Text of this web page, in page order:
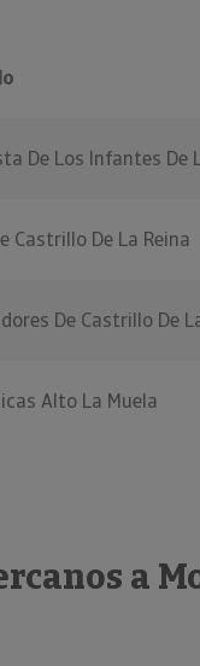
De Los Infantes De
Castrillo De La Reina
De Castrillo De
Alto La Muela
a